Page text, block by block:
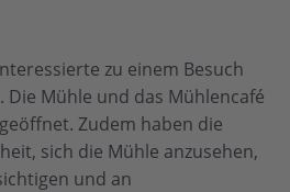
zu einem Besuch
Die Mühle und das Mühlencafé
Zudem haben die
sich die Mühle anzusehen,
und an